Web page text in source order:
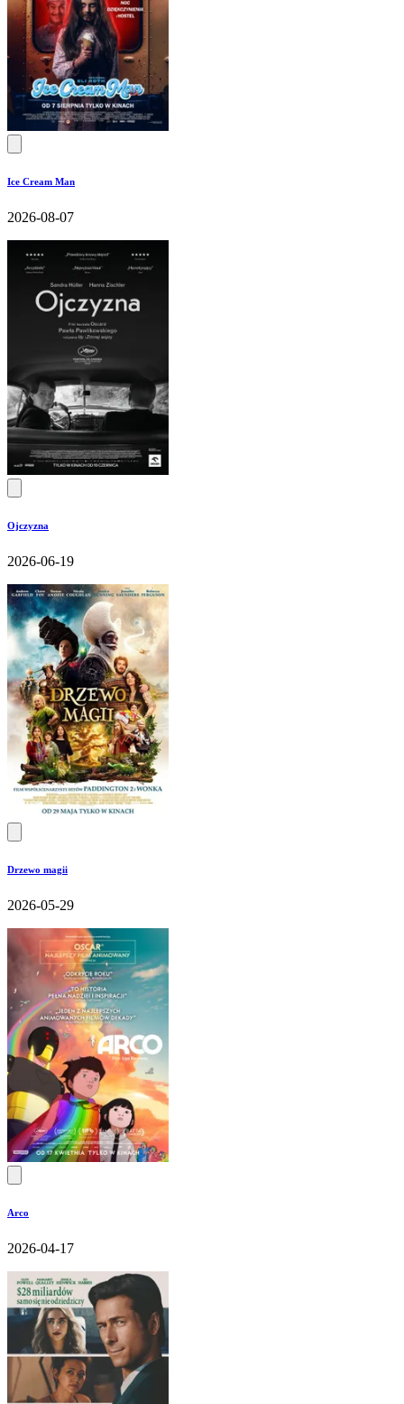
Ice Cream Man
2026-08-07
Ojczyzna
2026-06-19
Drzewo magii
2026-05-29
Arco
2026-04-17